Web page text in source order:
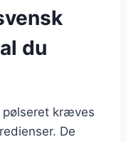
du
pølseret kræves
De